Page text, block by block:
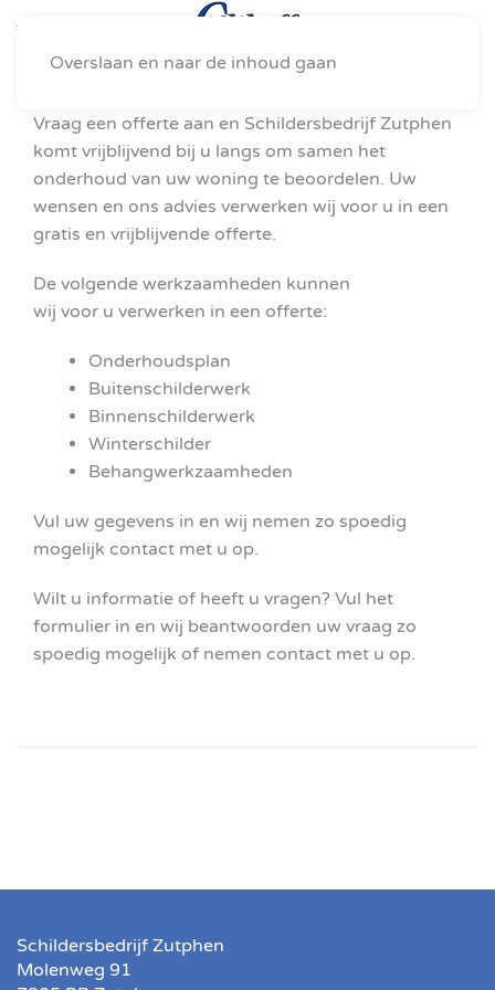
Overslaan en naar de inhoud gaan
Vraag een offerte aan en Schildersbedrijf Zutphen
komt vrijblijvend bij u langs om samen het
onderhoud van uw woning te beoordelen. Uw
wensen en ons advies verwerken wij voor u in een
gratis en vrijblijvende offerte.
De volgende werkzaamheden kunnen
wij voor u verwerken in een offerte:
Onderhoudsplan
Buitenschilderwerk
Binnenschilderwerk
Winterschilder
Behangwerkzaamheden
Vul uw gegevens in en wij nemen zo spoedig
mogelijk contact met u op.
Wilt u informatie of heeft u vragen? Vul het
formulier in en wij beantwoorden uw vraag zo
spoedig mogelijk of nemen contact met u op.
Schildersbedrijf Zutphen
Molenweg 91